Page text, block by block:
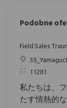
Podobne
Field Sales
Location
ReqId11281
私たちは、
たす情熱的